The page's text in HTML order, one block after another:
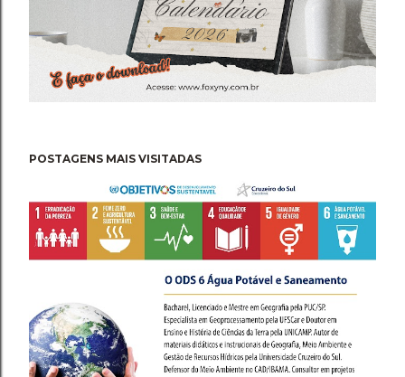
POSTAGENS MAIS VISITADAS